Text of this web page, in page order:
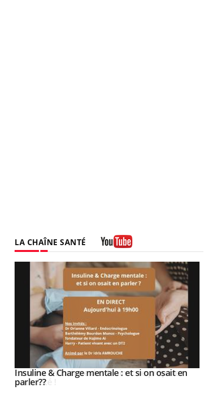
LA CHAÎNE SANTÉ
Youtube
Insuline & Charge mentale : et si on osait en
parler??Youtube
Youtube
Eczéma Chronique des Mains : se préparer
pour l’été ! Youtube